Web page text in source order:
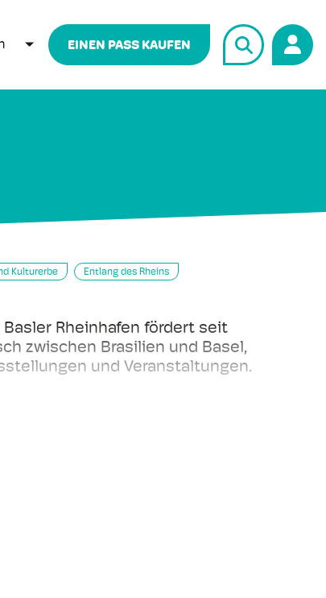
WEITERE AKTIONEN AUFLISTEN
EINEN PASS KAUFEN
Kulturerbe
Entlang des Rheins
Rheinhafen fördert seit
zwischen Brasilien und Basel,
und Veranstaltungen.